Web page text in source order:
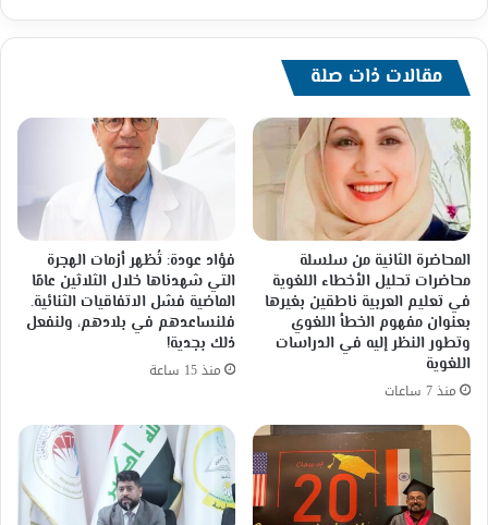
والمثقفين
مقالات ذات صلة
المحاضرة الثانية من سلسلة
محاضرات تحليل الأخطاء اللغوية
في تعليم العربية ناطقين بغيرها
بعنوان مفهوم الخطأ اللغوي
وتطور النظر إليه في الدراسات
اللغوية
منذ 7 ساعات
فؤاد عودة: تُظهر أزمات الهجرة
التي شهدناها خلال الثلاثين عامًا
الماضية فشل الاتفاقيات الثنائية.
فلنساعدهم في بلادهم، ولنفعل
ذلك بجدية!
منذ 15 ساعة